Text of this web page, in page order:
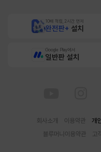
10배 적립, 2시간 먼저
완전판+ 설치
Google Play에서
일반판 설치
회사소개 이용약관 개
블루머니이용약관
고